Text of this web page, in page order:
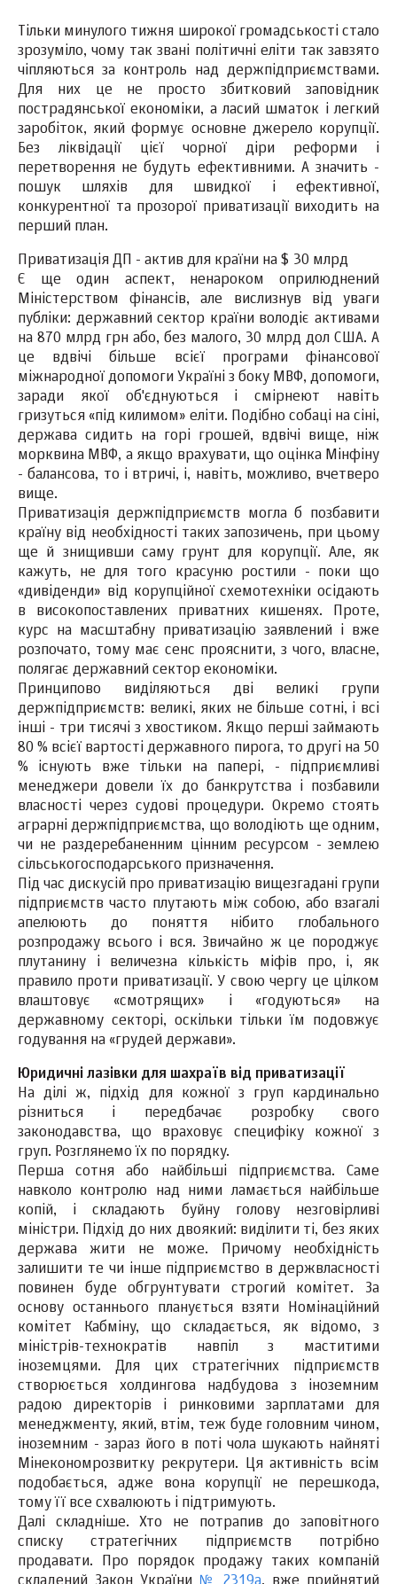
Тільки минулого тижня широкої громадськості стало
зрозуміло, чому так звані політичні еліти так завзято
чіпляються за контроль над держпідприємствами.
Для них це не просто збитковий заповідник
пострадянської економіки, а ласий шматок і легкий
заробіток, який формує основне джерело корупції.
Без ліквідації цієї чорної діри реформи і
перетворення не будуть ефективними. А значить -
пошук шляхів для швидкої і ефективної,
конкурентної та прозорої приватизації виходить на
перший план.
Приватизація ДП - актив для країни на $ 30 млрд
Є ще один аспект, ненароком оприлюднений
Міністерством фінансів, але вислизнув від уваги
публіки: державний сектор країни володіє активами
на 870 млрд грн або, без малого, 30 млрд дол США. А
це вдвічі більше всієї програми фінансової
міжнародної допомоги Україні з боку МВФ, допомоги,
заради якої об'єднуються і смірнеют навіть
гризуться «під килимом» еліти. Подібно собаці на сіні,
держава сидить на горі грошей, вдвічі вище, ніж
морквина МВФ, а якщо врахувати, що оцінка Мінфіну
- балансова, то і втричі, і, навіть, можливо, вчетверо
вище.
Приватизація держпідприємств могла б позбавити
країну від необхідності таких запозичень, при цьому
ще й знищивши саму грунт для корупції. Але, як
кажуть, не для того красуню ростили - поки що
«дивіденди» від корупційної схемотехніки осідають
в високопоставлених приватних кишенях. Проте,
курс на масштабну приватизацію заявлений і вже
розпочато, тому має сенс прояснити, з чого, власне,
полягає державний сектор економіки.
Принципово виділяються дві великі групи
держпідприємств: великі, яких не більше сотні, і всі
інші - три тисячі з хвостиком. Якщо перші займають
80 % всієї вартості державного пирога, то другі на 50
% існують вже тільки на папері, - підприємливі
менеджери довели їх до банкрутства і позбавили
власності через судові процедури. Окремо стоять
аграрні держпідприємства, що володіють ще одним,
чи не раздеребаненним цінним ресурсом - землею
сільськогосподарського призначення.
Під час дискусій про приватизацію вищезгадані групи
підприємств часто плутають між собою, або взагалі
апелюють до поняття нібито глобального
розпродажу всього і вся. Звичайно ж це породжує
плутанину і величезна кількість міфів про, і, як
правило проти приватизації. У свою чергу це цілком
влаштовує «смотрящих» і «годуються» на
державному секторі, оскільки тільки їм подовжує
годування на «грудей держави».
Юридичні лазівки для шахраїв від приватизації
На ділі ж, підхід для кожної з груп кардинально
різниться і передбачає розробку свого
законодавства, що враховує специфіку кожної з
груп. Розглянемо їх по порядку.
Перша сотня або найбільші підприємства. Саме
навколо контролю над ними ламається найбільше
копій, і складають буйну голову незговірливі
міністри. Підхід до них двоякий: виділити ті, без яких
держава жити не може. Причому необхідність
залишити те чи інше підприємство в держвласності
повинен буде обгрунтувати строгий комітет. За
основу останнього планується взяти Номінаційний
комітет Кабміну, що складається, як відомо, з
міністрів-технократів навпіл з маститими
іноземцями. Для цих стратегічних підприємств
створюється холдингова надбудова з іноземним
радою директорів і ринковими зарплатами для
менеджменту, який, втім, теж буде головним чином,
іноземним - зараз його в поті чола шукають найняті
Мінекономрозвитку рекрутери. Ця активність всім
подобається, адже вона корупції не перешкода,
тому її все схвалюють і підтримують.
Далі складніше. Хто не потрапив до заповітного
списку стратегічних підприємств потрібно
продавати. Про порядок продажу таких компаній